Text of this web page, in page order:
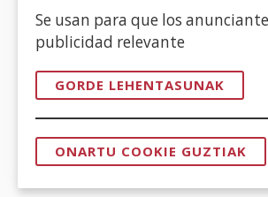
Se usan para que los
publicidad relevante
GORDE LEHENTASUNAK
ONARTU COOKIE GUZTIAK
leiho
berrian)